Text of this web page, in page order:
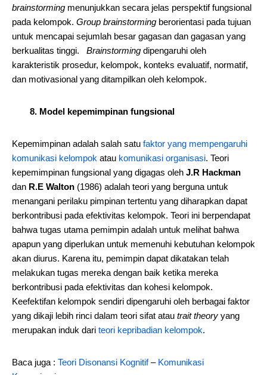
brainstorming menunjukkan secara jelas perspektif fungsional
pada kelompok. Group brainstorming berorientasi pada tujuan
untuk mencapai sejumlah besar gagasan dan gagasan yang
berkualitas tinggi. Brainstorming dipengaruhi oleh
karakteristik prosedur, kelompok, konteks evaluatif, normatif,
dan motivasional yang ditampilkan oleh kelompok.
8. Model kepemimpinan fungsional
Kepemimpinan adalah salah satu faktor yang mempengaruhi
komunikasi kelompok atau komunikasi organisasi. Teori
kepemimpinan fungsional yang digagas oleh J.R Hackman
dan R.E Walton (1986) adalah teori yang berguna untuk
menangani perilaku pimpinan tertentu yang diharapkan dapat
berkontribusi pada efektivitas kelompok. Teori ini berpendapat
bahwa tugas utama pemimpin adalah untuk melihat bahwa
apapun yang diperlukan untuk memenuhi kebutuhan kelompok
akan diurus. Karena itu, pemimpin dapat dikatakan telah
melakukan tugas mereka dengan baik ketika mereka
berkontribusi pada efektivitas dan kohesi kelompok.
Keefektifan kelompok sendiri dipengaruhi oleh berbagai faktor
yang dikaji lebih rinci dalam teori sifat atau trait theory yang
merupakan induk dari teori kepribadian kelompok.
Baca juga : Teori Disonansi Kognitif– Komunikasi